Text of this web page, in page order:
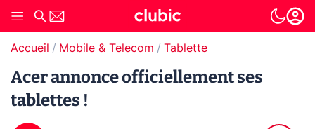
Accueil Mobile & Telecom Tablette
Acer annonce officiellement ses
tablettes !